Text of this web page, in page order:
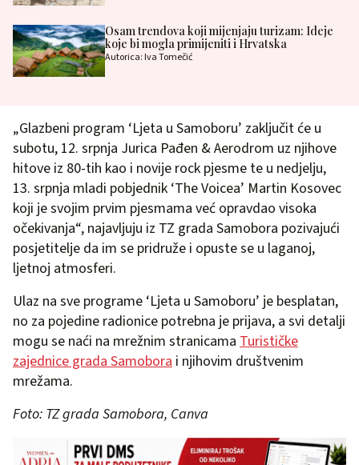
Osam trendova koji mijenjaju turizam: Ideje
koje bi mogla primijeniti i Hrvatska
Autorica: Iva Tomečić
„Glazbeni program ‘Ljeta u Samoboru’ zaključit će u
subotu, 12. srpnja Jurica Pađen & Aerodrom uz njihove
hitove iz 80-tih kao i novije rock pjesme te u nedjelju,
13. srpnja mladi pobjednik ‘The Voicea’ Martin Kosovec
koji je svojim prvim pjesmama već opravdao visoka
očekivanja“, najavljuju iz TZ grada Samobora pozivajući
posjetitelje da im se pridruže i opuste se u laganoj,
ljetnoj atmosferi.
Ulaz na sve programe ‘Ljeta u Samoboru’ je besplatan,
no za pojedine radionice potrebna je prijava, a svi detalji
mogu se naći na mrežnim stranicama Turističke
zajednice grada Samobora i njihovim društvenim
mrežama.
Foto: TZ grada Samobora, Canva